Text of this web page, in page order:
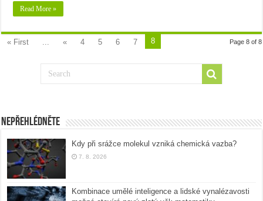
Read More »
Page 8 of 8
« First « 4 5 6 7 8
Nepřehlédněte
Kdy při srážce molekul vzniká chemická vazba?
7. 8. 2026
Kombinace umělé inteligence a lidské vynalézavosti